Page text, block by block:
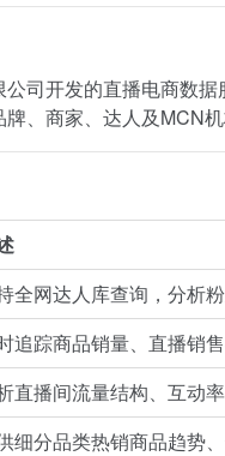
司开发的直播电商数
、商家、达人及MCN
全网达人库查询，分析
追踪商品销量、直播销
直播间流量结构、互动
细分品类热销商品趋势